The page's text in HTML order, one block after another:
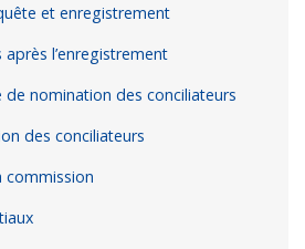
et enregistrement
l’enregistrement
nomination des conciliateurs
des conciliateurs
commission